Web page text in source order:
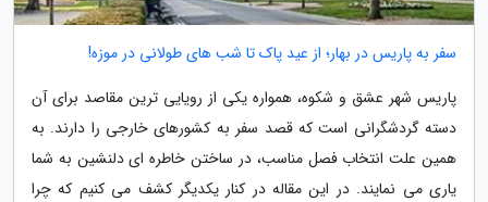
سفر به پاریس در بهار؛ از عید پاک تا شب های طولانی در موزه!
پاریس شهر عشق و شکوه، همواره یکی از رویایی ترین مقاصد برای آن
دسته گردشگرانی است که قصد سفر به کشورهای خارجی را دارند. به
همین علت انتخاب فصل مناسب، در ساختن خاطره ای دلنشین به شما
یاری می نمایند. در این مقاله در کنار یکدیگر کشف می کنیم که چرا